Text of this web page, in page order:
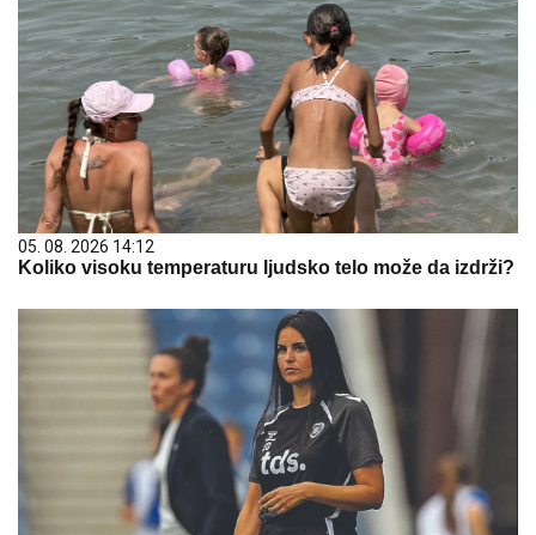
05. 08. 2026 14:12
Koliko visoku temperaturu ljudsko telo može da izdrži?